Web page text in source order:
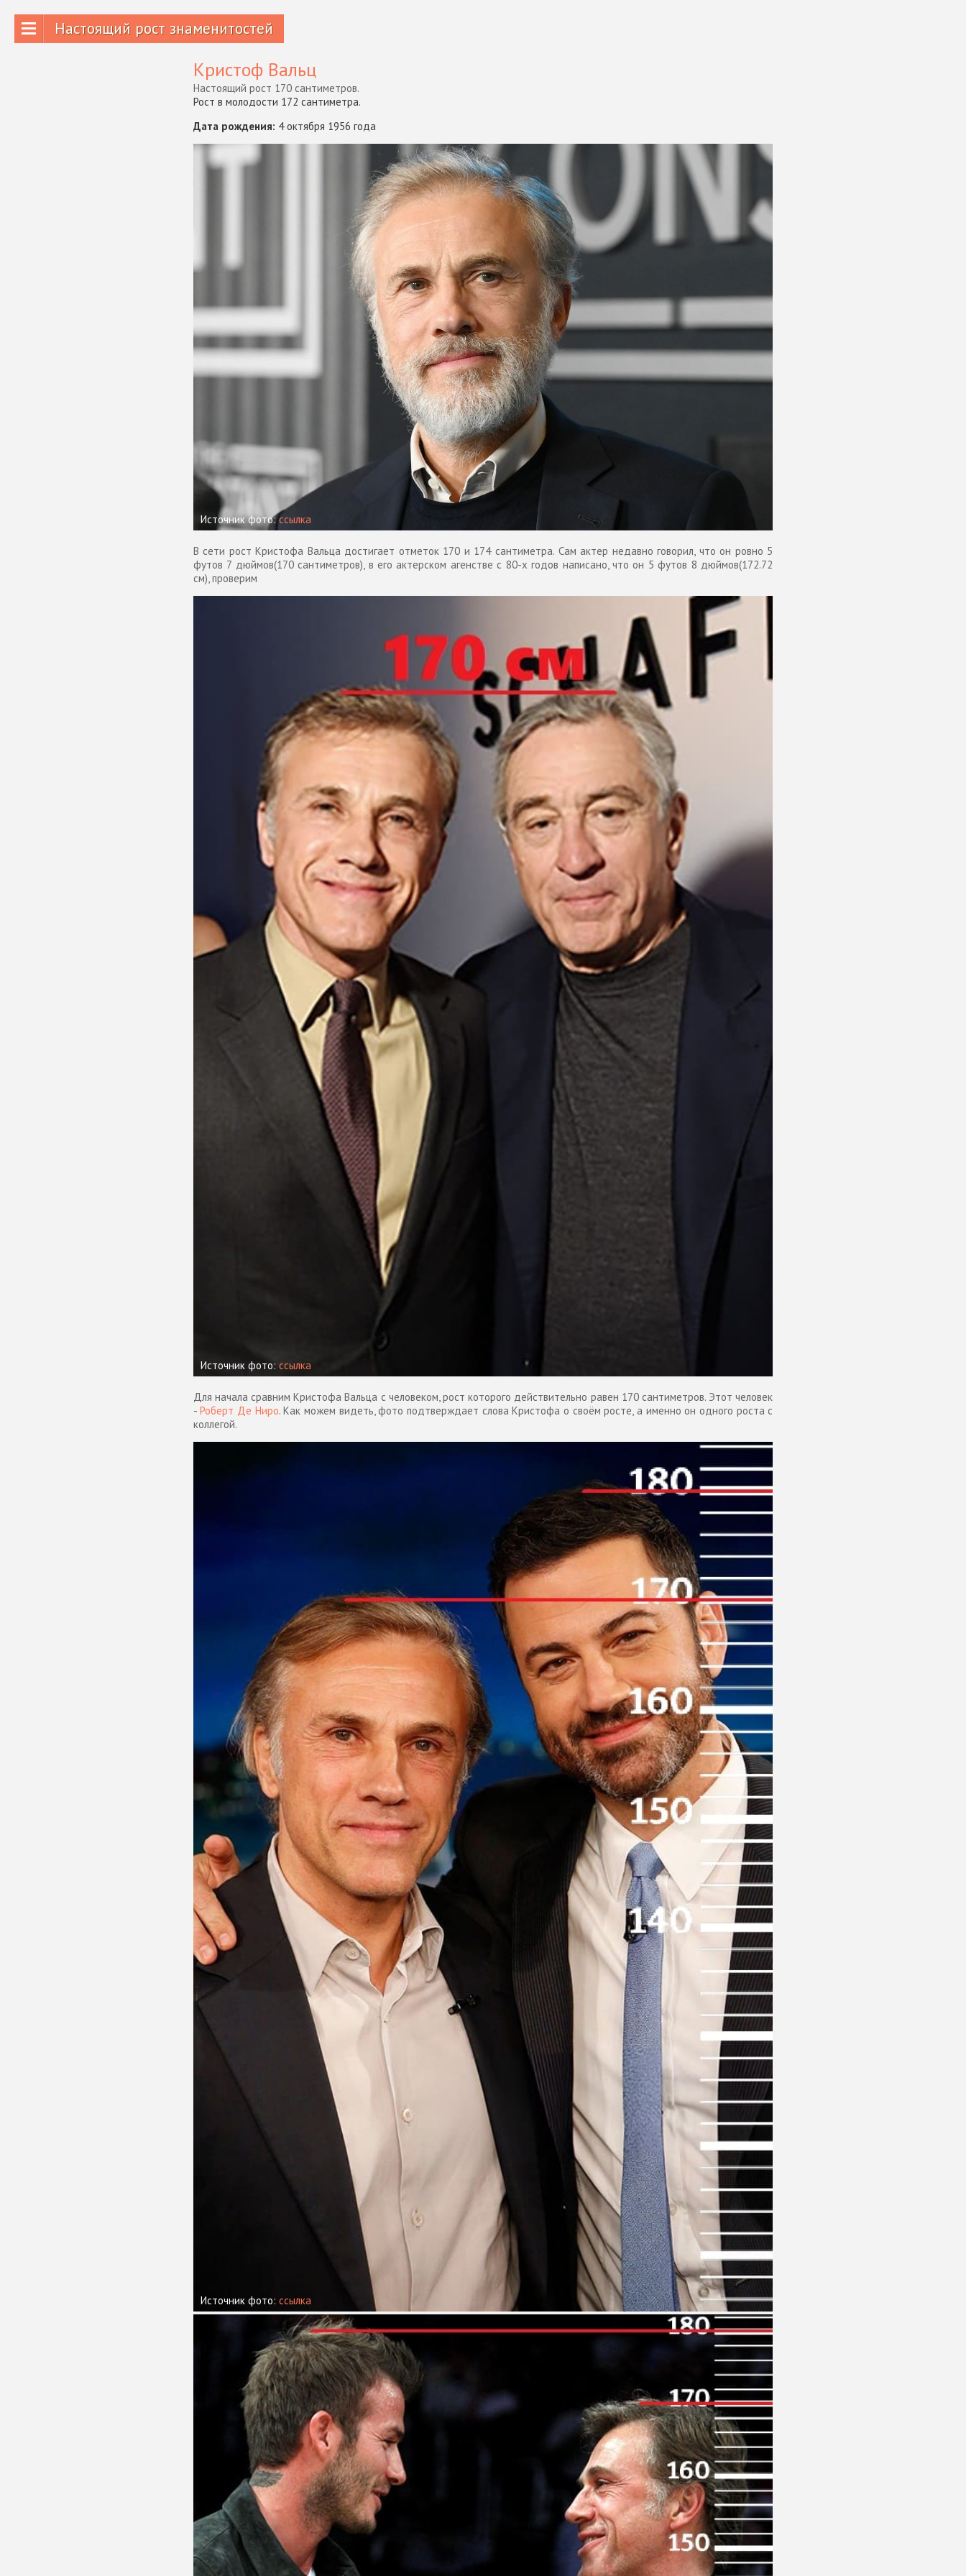
Настоящий рост знаменитостей
Кристоф Вальц
Настоящий рост 170 сантиметров.
Рост в молодости 172 сантиметра.
Дата рождения: 4 октября 1956 года
Источник фото:ссылка
В сети рост Кристофа Вальца достигает отметок 170 и 174 сантиметра. Сам актер недавно говорил, что он ровно 5
футов 7 дюймов(170 сантиметров), в его актерском агенстве с 80-х годов написано, что он 5 футов 8 дюймов(172.72
см), проверим
Источник фото: ссылка
Для начала сравним Кристофа Вальца с человеком, рост которого действительно равен 170 сантиметров. Этот человек
-Роберт Де Ниро. Как можем видеть, фото подтверждает слова Кристофа о своём росте, а именно он одного роста с
коллегой.
Источник фото: ссылка